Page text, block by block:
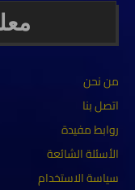
من نحن
اتصل بنا
روابط مفيدة
الأسئلة الشائعة
سياسة الاستخدام